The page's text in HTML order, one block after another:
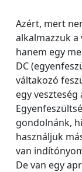
Azért, mert
alkalmazzuk
hanem egy
DC
váltakozó
egy
gondolnánk,
használjuk
van
De van egy